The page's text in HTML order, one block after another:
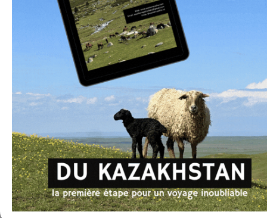
optimisés, développés en collaboration avec des
partenaires locaux.
En savoir plus
Dans la même catégorie